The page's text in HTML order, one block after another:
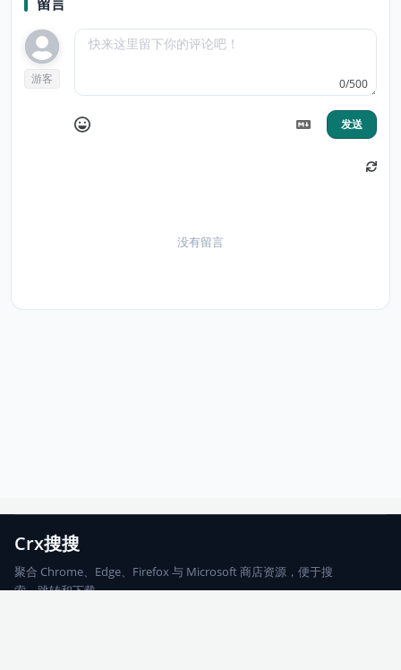
游客 0/500
发送
没有留言
Crx搜搜
聚合 Chrome、Edge、Firefox 与 Microsoft 商店资源，便于搜
索、跳转和下载。